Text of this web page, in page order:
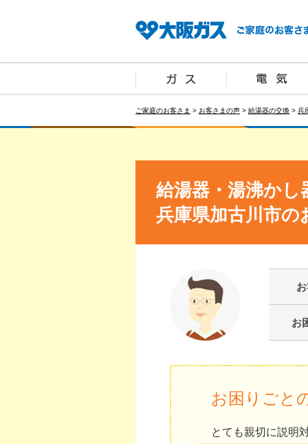
ご家庭のお客さま > お客さまの声 > 給湯器の交換 > 兵
給湯器・湯沸かし
兵庫県加古川市の
お
お困りごと
とても親切に説明